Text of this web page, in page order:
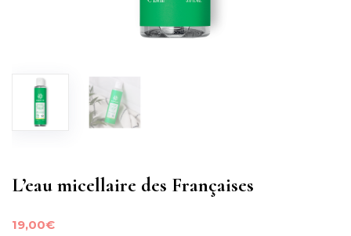
L’eau micellaire des Françaises
19,00€